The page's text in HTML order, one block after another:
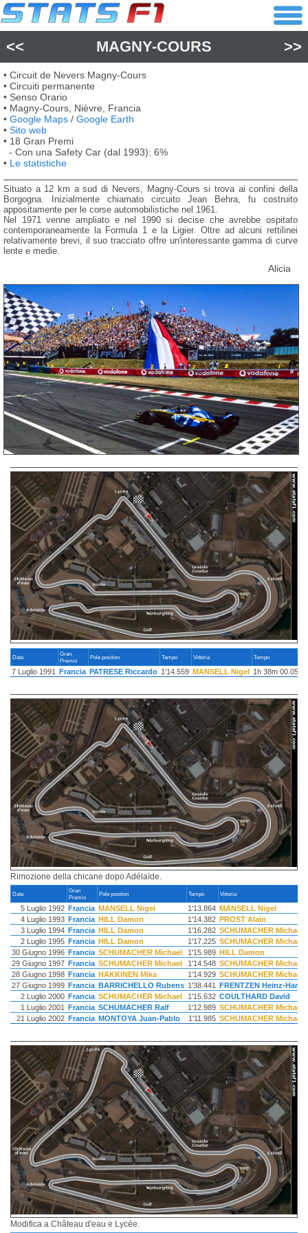
<< MAGNY-COURS >>
• Circuit de Nevers Magny-Cours
• Circuiti permanente
• Senso Orario
• Magny-Cours, Nièvre, Francia
• Google Maps / Google Earth
• Sito web
• 18 Gran Premi
- Con una Safety Car (dal 1993): 6%
• Le statistiche
Situato a 12 km a sud di Nevers, Magny-Cours si trova ai confini della
Borgogna. Inizialmente chiamato circuito Jean Behra, fu costruito
appositamente per le corse automobilistiche nel 1961.
Nel 1971 venne ampliato e nel 1990 si decise che avrebbe ospitato
contemporaneamente la Formula 1 e la Ligier. Oltre ad alcuni rettilinei
relativamente brevi, il suo tracciato offre un'interessante gamma di curve
lente e medie.
Alicia
Data
Gran
Premio
Pole position Tempo Vittoria Tempo
7 Luglio 1991 Francia PATRESE Riccardo 1'14.559 MANSELL Nigel 1h 38m 00.056s
Rimozione della chicane dopo Adélaïde.
Data
Gran
Premio
Pole position Tempo Vittoria
5 Luglio 1992 Francia MANSELL Nigel 1'13.864 MANSELL Nigel
4 Luglio 1993 Francia HILL Damon 1'14.382 PROST Alain
3 Luglio 1994 Francia HILL Damon 1'16.282 SCHUMACHER Michael
2 Luglio 1995 Francia HILL Damon 1'17.225 SCHUMACHER Michael
30 Giugno 1996 Francia SCHUMACHER Michael 1'15.989 HILL Damon
29 Giugno 1997 Francia SCHUMACHER Michael 1'14.548 SCHUMACHER Michael
28 Giugno 1998 Francia HAKKINEN Mika 1'14.929 SCHUMACHER Michael
27 Giugno 1999 Francia BARRICHELLO Rubens 1'38.441
FRENTZEN Heinz-Harald
2 Luglio 2000 Francia SCHUMACHER Michael 1'15.632 COULTHARD David
1 Luglio 2001
Francia SCHUMACHER Ralf 1'12.989 SCHUMACHER Michael
21 Luglio 2002 Francia MONTOYA Juan-Pablo 1'11.985 SCHUMACHER Michael
Modifica a Château d'eau e Lycée.